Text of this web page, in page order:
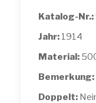
Katalog-Nr.:
Jahr: 1914
Material:
Bemerkung:
Doppelt: